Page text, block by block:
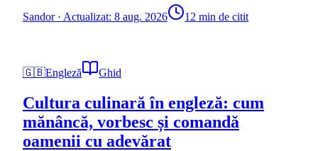
Sandor· Actualizat: 8 aug. 2026 12 min de citit
🇬🇧Engleză Ghid
Cultura culinară în engleză: cum
mănâncă, vorbesc și comandă
oamenii cu adevărat